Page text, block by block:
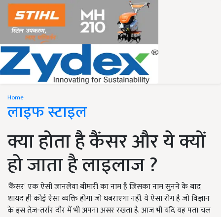
Home
लाइफ स्टाइल
क्या होता है कैंसर और ये क्यों
हो जाता है लाइलाज ?
'कैंसर' एक ऐसी जानलेवा बीमारी का नाम है जिसका नाम सुनने के बाद
शायद ही कोई ऐसा व्यक्ति होगा जो घबराएगा नहीं. ये ऐसा रोग है जो विज्ञान
के इस तेज़-तर्रार दौर में भी अपना असर रखता है. आज भी यदि यह पता चल